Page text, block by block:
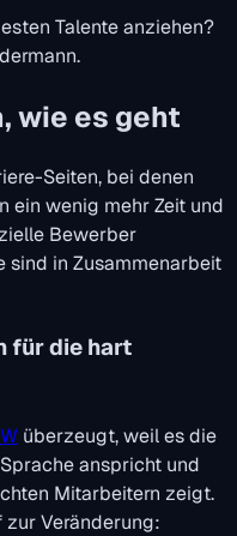
Talente anziehen?
wie es geht
Seiten, bei denen
ein wenig mehr Zeit und
Bewerber
sind in Zusammenarbeit
für die hart
überzeugt, weil es die
anspricht und
Mitarbeitern zeigt.
Veränderung: